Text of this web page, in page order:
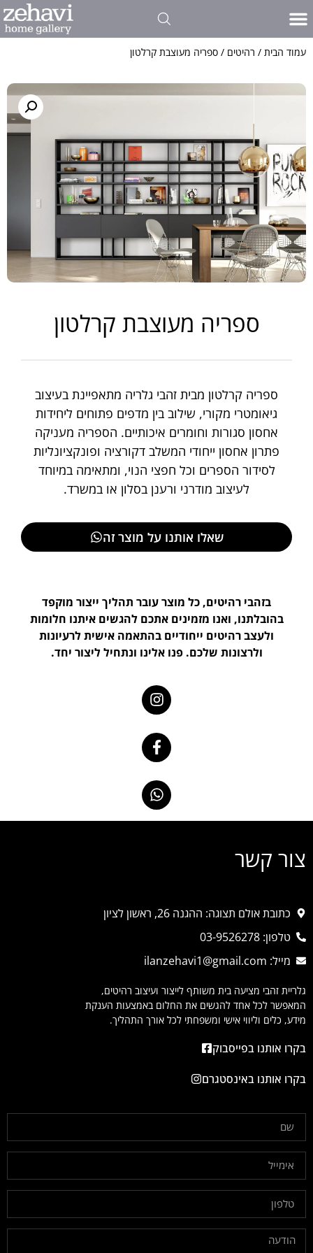
עמוד הבית / רהיטים / ספריה מעוצבת קרלטון
ספריה מעוצבת קרלטון
ספריה קרלטון מבית זהבי גלריה מתאפיינת בעיצוב
גיאומטרי מקורי, שילוב בין מדפים פתוחים ליחידות
אחסון סגורות וחומרים איכותיים. הספריה מעניקה
פתרון אחסון ייחודי המשלב דקורציה ופונקציונליות
לסידור הספרים וכל חפצי הנוי, ומתאימה במיוחד
לעיצוב מודרני ורענן בסלון או במשרד.
שאלו אותנו על מוצר זה
בזהבי רהיטים, כל מוצר עובר תהליך ייצור מוקפד
בהובלתנו, ואנו מזמינים אתכם להגשים איתנו חלומות
ולעצב רהיטים ייחודיים בהתאמה אישית לרעיונות
ולרצונות שלכם. פנו אלינו ונתחיל ליצור יחד.
צור קשר
כתובת אולם תצוגה: ההגנה 26, ראשון לציון
טלפון: 03-9526278
מייל: ilanzehavi1@gmail.com
גלריית זהבי מציעה בית משותף לייצור ועיצוב רהיטים,
המאפשר לכל אחד להגשים את החלום באמצעות הענקת
מידע, כלים וליווי אישי ומשפחתי לכל אורך התהליך.
בקרו אותנו בפייסבוק
בקרו אותנו באינסטגרם